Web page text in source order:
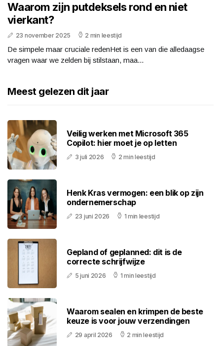
Waarom zijn putdeksels rond en niet
vierkant?
23 november 2025 2 min leestijd
De simpele maar cruciale redenHet is een van die alledaagse
vragen waar we zelden bij stilstaan, maa...
Meest gelezen dit jaar
Veilig werken met Microsoft 365
Copilot: hier moet je op letten
3 juli 2026 2 min leestijd
Henk Kras vermogen: een blik op zijn
ondernemerschap
23 juni 2026 1 min leestijd
Gepland of geplanned: dit is de
correcte schrijfwijze
5 juni 2026 1 min leestijd
Waarom sealen en krimpen de beste
keuze is voor jouw verzendingen
29 april 2026 2 min leestijd